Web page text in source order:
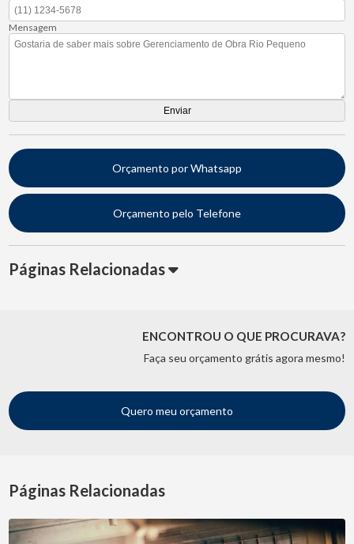
Mensagem
Orçamento por Whatsapp
Orçamento pelo Telefone
Páginas Relacionadas
ENCONTROU O QUE PROCURAVA?
Faça seu orçamento grátis agora mesmo!
Quero meu orçamento
Páginas Relacionadas